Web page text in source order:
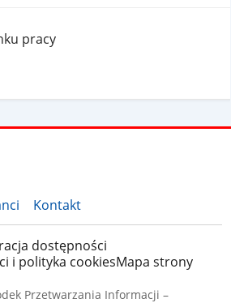
pracy
Kontakt
dostępności
i polityka cookiesMapa strony
Przetwarzania Informacji –